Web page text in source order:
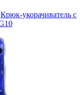
Крюк-укорачиватель с